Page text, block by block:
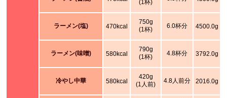
(1杯)
ラーメン(塩) 470kcal
750g
(1杯)
6.0杯分 4500.0g
ラーメン(味噌) 580kcal
790g
(1杯)
4.8杯分 3792.0g
冷やし中華 580kcal
420g
(1人前)
4.8人前分 2016.0g